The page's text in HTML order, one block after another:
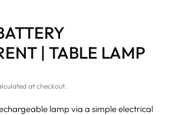
| TABLE LAMP
at checkout.
lamp via a simple electrical